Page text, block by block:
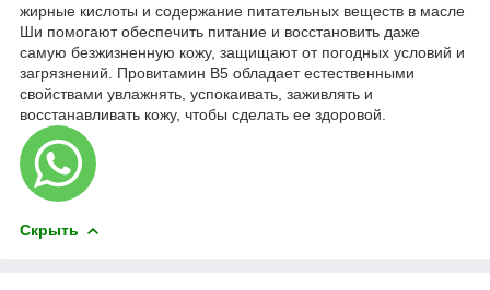
жирные кислоты и содержание питательных веществ в масле
Ши помогают обеспечить питание и восстановить даже
самую безжизненную кожу, защищают от погодных условий и
загрязнений. Провитамин B5 обладает естественными
свойствами увлажнять, успокаивать, заживлять и
восстанавливать кожу, чтобы сделать ее здоровой.
Скрыть